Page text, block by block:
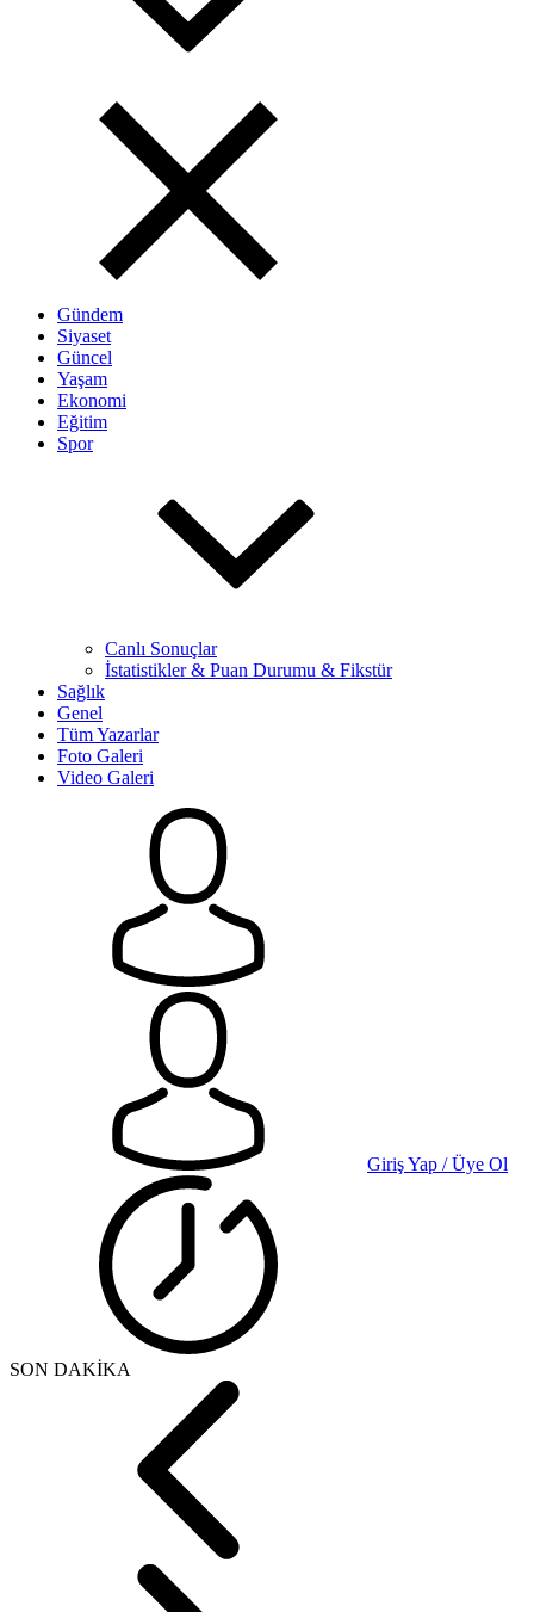
Gündem
Siyaset
Güncel
Yaşam
Ekonomi
Eğitim
Spor
Canlı Sonuçlar
İstatistikler & Puan Durumu & Fikstür
Sağlık
Genel
Tüm Yazarlar
Foto Galeri
Video Galeri
Giriş Yap / Üye Ol
SON DAKİKA